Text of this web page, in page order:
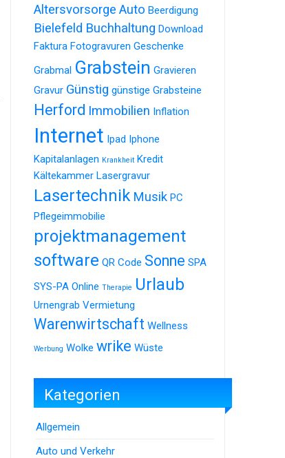
Altersvorsorge Auto Beerdigung
Bielefeld Buchhaltung Download
Faktura Fotogravuren Geschenke
Grabmal Grabstein Gravieren
Gravur Günstig günstige Grabsteine
Herford Immobilien Inflation
Internet Ipad Iphone
Kapitalanlagen Krankheit Kredit
Kältekammer Lasergravur
Lasertechnik Musik PC
Pflegeimmobilie
projektmanagement
software QR Code Sonne SPA
SYS-PA Online Therapie Urlaub
Urnengrab Vermietung
Warenwirtschaft Wellness
Werbung Wolke wrike Wüste
Kategorien
Allgemein
Auto und Verkehr